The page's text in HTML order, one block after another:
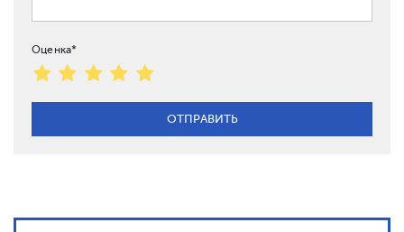
Оценка*